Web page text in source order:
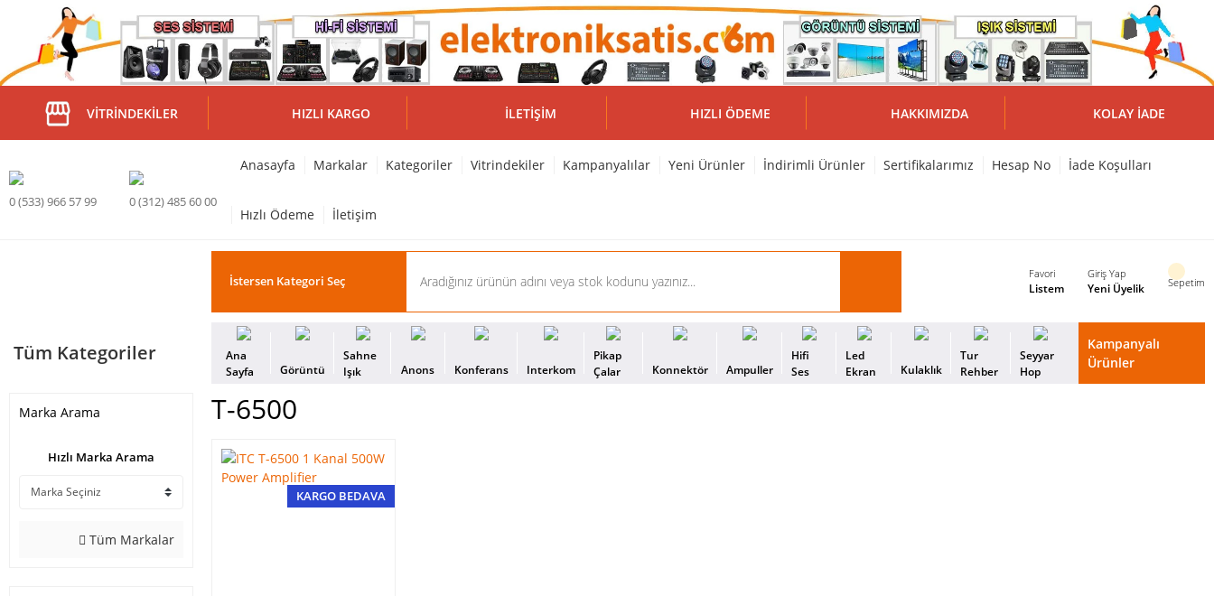
VITRINDEKILER HIZLI KARGO İLETIŞIM HIZLI ÖDEME HAKKIMIZDA KOLAY İADE
0 (533) 966 57 99 0 (312) 485 60 00
Anasayfa Markalar Kategoriler Vitrindekiler Kampanyalılar Yeni Ürünler İndirimli Ürünler Sertifikalarımız Hesap No İade Koşulları
Hızlı Ödeme İletişim
Favori
Listem
Giriş Yap
Yeni Üyelik Sepetim
Tüm Kategoriler
Ana
Sayfa
Görüntü
Sahne
Işık
Anons Konferans Interkom
Pikap
Çalar
Konnektör Ampuller
Hifi
Ses
Led
Ekran
Kulaklık
Tur
Rehber
Seyyar
Hop
Kampanyalı
Ürünler
Marka Arama
Hızlı Marka Arama
Tüm Markalar
T-6500
KARGO BEDAVA